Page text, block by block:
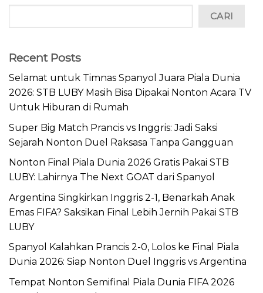
CARI
Recent Posts
Selamat untuk Timnas Spanyol Juara Piala Dunia
2026: STB LUBY Masih Bisa Dipakai Nonton Acara TV
Untuk Hiburan di Rumah
Super Big Match Prancis vs Inggris: Jadi Saksi
Sejarah Nonton Duel Raksasa Tanpa Gangguan
Nonton Final Piala Dunia 2026 Gratis Pakai STB
LUBY: Lahirnya The Next GOAT dari Spanyol
Argentina Singkirkan Inggris 2-1, Benarkah Anak
Emas FIFA? Saksikan Final Lebih Jernih Pakai STB
LUBY
Spanyol Kalahkan Prancis 2-0, Lolos ke Final Piala
Dunia 2026: Siap Nonton Duel Inggris vs Argentina
Tempat Nonton Semifinal Piala Dunia FIFA 2026